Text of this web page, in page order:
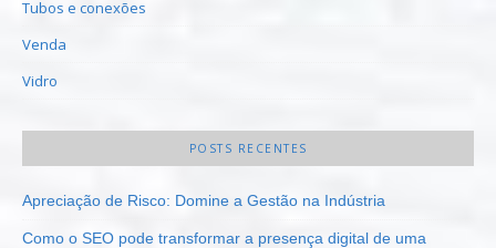
Tubos e conexões
Venda
Vidro
POSTS RECENTES
Apreciação de Risco: Domine a Gestão na Indústria
Como o SEO pode transformar a presença digital de uma